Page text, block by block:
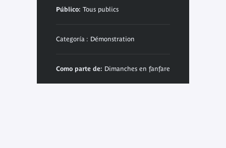
Público: Tous publics
Categoría : Démonstration
Como parte de: Dimanches en fanfare